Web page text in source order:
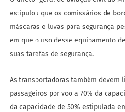
estipulou que os comissários de
máscaras e luvas para segurança
em que o uso desse equipamento
suas tarefas de segurança.
As transportadoras também devem
passageiros por voo a 70% da
da capacidade de 50% estipulada